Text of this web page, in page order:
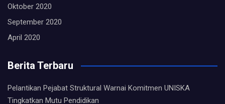
Oktober 2020
September 2020
April 2020
Berita Terbaru
Pelantikan Pejabat Struktural Warnai Komitmen UNISKA
Tingkatkan Mutu Pendidikan